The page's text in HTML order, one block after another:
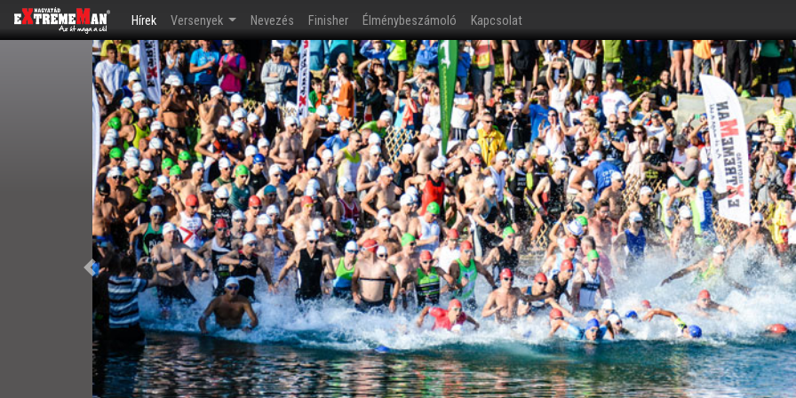
Hírek(current)
Versenyek Nevezés Finisher Élménybeszámoló Kapcsolat
Előző